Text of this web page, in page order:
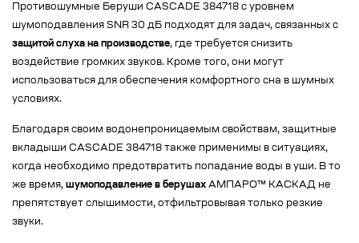
Противошумные Беруши CASCADE 384718 с уровнем
шумоподавления SNR 30 дБ подходят для задач, связанных с
защитой слуха на производстве, где требуется снизить
воздействие громких звуков. Кроме того, они могут
использоваться для обеспечения комфортного сна в шумных
условиях.
Благодаря своим водонепроницаемым свойствам, защитные
вкладыши CASCADE 384718 также применимы в ситуациях,
когда необходимо предотвратить попадание воды в уши. В то
же время, шумоподавление в берушах АМПАРО™ КАСКАД не
препятствует слышимости, отфильтровывая только резкие
звуки.